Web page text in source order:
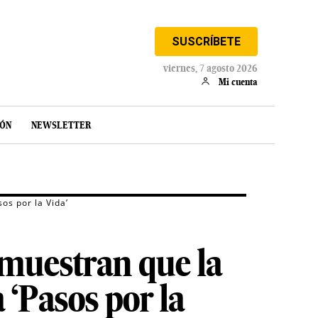
SUSCRÍBETE
viernes, 7 agosto 2026
Mi cuenta
NEWSLETTER
por la Vida’
que la
por la